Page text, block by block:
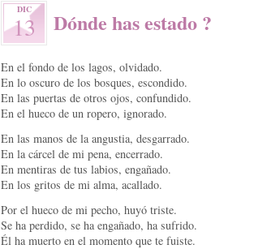
DIC
13 Dónde has estado ?
En el fondo de los lagos, olvidado.
En lo oscuro de los bosques, escondido.
En las puertas de otros ojos, confundido.
En el hueco de un ropero, ignorado.
En las manos de la angustia, desgarrado.
En la cárcel de mi pena, encerrado.
En mentiras de tus labios, engañado.
En los gritos de mi alma, acallado.
Por el hueco de mi pecho, huyó triste.
Se ha perdido, se ha engañado, ha sufrido.
Él ha muerto en el momento que te fuiste.